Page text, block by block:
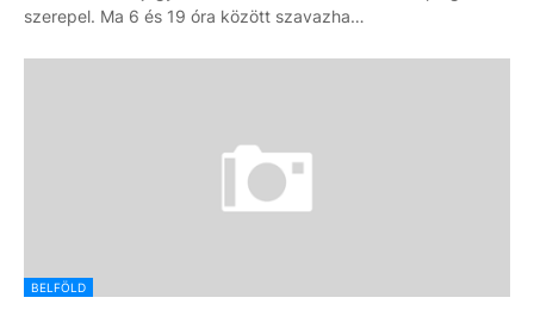
szerepel. Ma 6 és 19 óra között szavazha…
BELFÖLD